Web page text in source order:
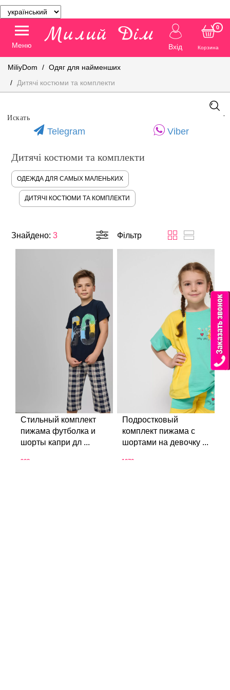
Меню Вхід Корзина
0
MiliyDom
Одяг для найменших
Дитячі костюми та комплекти
Telegram Viber
Дитячі костюми та комплекти
ОДЕЖДА ДЛЯ САМЫХ МАЛЕНЬКИХ
ДИТЯЧІ КОСТЮМИ ТА КОМПЛЕКТИ
Знайдено:3 Фільтр
Стильный комплект
пижама футболка и
шорты капри дл ...
968грн.
Подростковый
комплект пижама с
шортами на девочку ...
1076